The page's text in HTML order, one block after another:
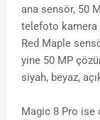
ana sensör, 50
telefoto kamera
Red Maple
yine 50 MP
siyah, beyaz,
Magic 8 Pro ise